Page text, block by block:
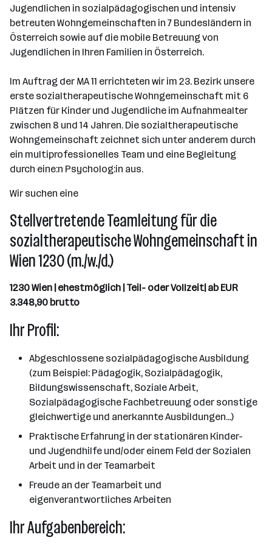
Jugendlichen in sozialpädagogischen und intensiv
betreuten Wohngemeinschaften in 7 Bundesländern in
Österreich sowie auf die mobile Betreuung von
Jugendlichen in Ihren Familien in Österreich.
Im Auftrag der MA 11 errichteten wir im 23. Bezirk unsere
erste sozialtherapeutische Wohngemeinschaft mit 6
Plätzen für Kinder und Jugendliche im Aufnahmealter
zwischen 8 und 14 Jahren. Die sozialtherapeutische
Wohngemeinschaft zeichnet sich unter anderem durch
ein multiprofessionelles Team und eine Begleitung
durch eine:n Psycholog:in aus.
Wir suchen eine
Stellvertretende Teamleitung für die
sozialtherapeutische Wohngemeinschaft in
Wien 1230 (m./w./d.)
1230 Wien | ehestmöglich | Teil- oder Vollzeit| ab EUR
3.348,90 brutto
Ihr Profil:
Abgeschlossene sozialpädagogische Ausbildung
(zum Beispiel: Pädagogik, Sozialpädagogik,
Bildungswissenschaft, Soziale Arbeit,
Sozialpädagogische Fachbetreuung oder sonstige
gleichwertige und anerkannte Ausbildungen...)
Praktische Erfahrung in der stationären Kinder-
und Jugendhilfe und/oder einem Feld der Sozialen
Arbeit und in der Teamarbeit
Freude an der Teamarbeit und
eigenverantwortliches Arbeiten
Ihr Aufgabenbereich: